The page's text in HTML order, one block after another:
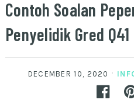
Contoh Soalan
Penyelidik Gred Q41
DECEMBER 10, 2020